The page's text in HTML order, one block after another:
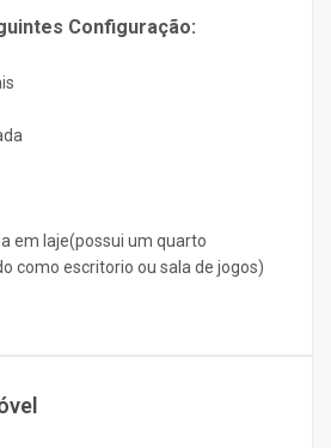
Configuração:
em laje(possui um quarto
como escritorio ou sala de jogos)